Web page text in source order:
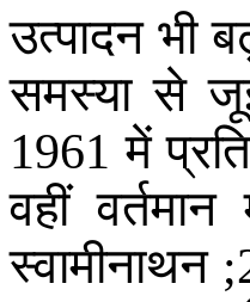
उत्पादन भी
समस्या से
1961में
वहीं वर्तमान
स्वामीनाथन